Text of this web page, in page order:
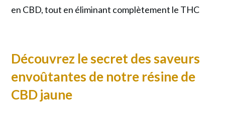
en CBD, tout en éliminant complètement le THC
Découvrez le secret des saveurs
envoûtantes de notre résine de
CBD jaune